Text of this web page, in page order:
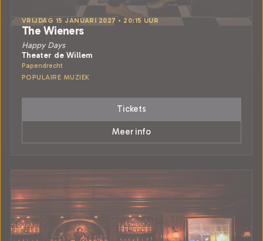
VRIJDAG 15 JANUARI 2027 • 20:15 UUR
The Wieners
Happy Days
Theater de Willem
Papendrecht
POPULAIRE MUZIEK
Tickets
Meer info